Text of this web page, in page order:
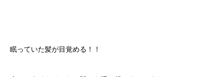
眠っていた髪が目覚める！！